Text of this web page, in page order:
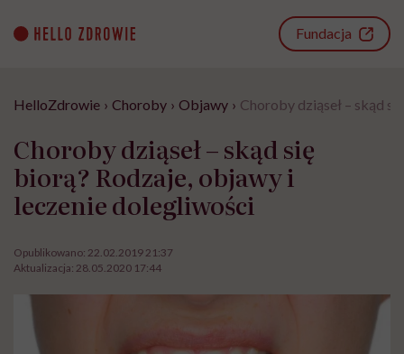
content
Fundacja
HelloZdrowie › Choroby › Objawy › Choroby dziąseł – skąd
Choroby dziąseł – skąd się
biorą? Rodzaje, objawy i
leczenie dolegliwości
Opublikowano: 22.02.2019 21:37
Aktualizacja: 28.05.2020 17:44